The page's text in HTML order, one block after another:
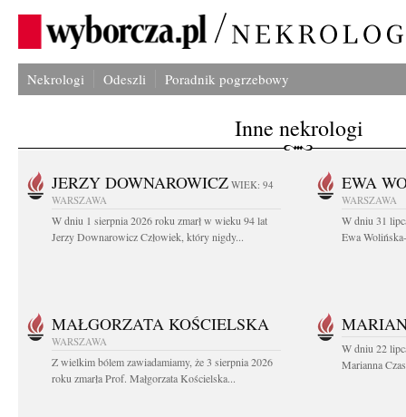
Nekrologi Odeszli Poradnik pogrzebowy
Inne nekrologi
JERZY DOWNAROWICZ WIEK: 94
WARSZAWA
W dniu 1 sierpnia 2026 roku zmarł w wieku 94 lat
Jerzy Downarowicz Człowiek, który nigdy...
EWA
WARSZAWA
W dniu 31
Ewa
MAŁGORZATA KOŚCIELSKA
WARSZAWA
Z wielkim bólem zawiadamiamy, że 3 sierpnia 2026
roku zmarła Prof. Małgorzata Kościelska...
W dniu 22
Marianna